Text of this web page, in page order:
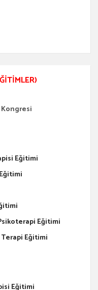
Kongresi
Eğitimi
Eğitimi
Eğitimi
Eğitimi